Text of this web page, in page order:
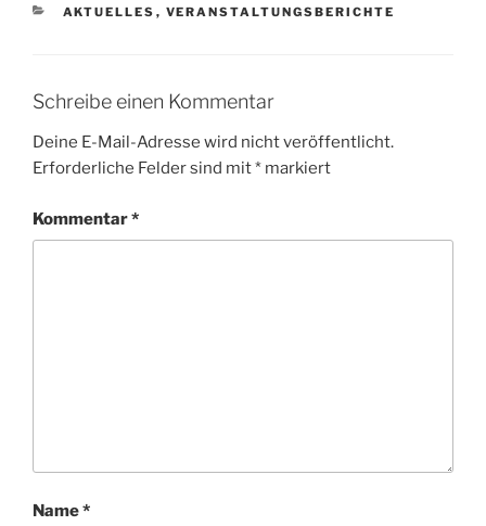
KATEGORIEN
AKTUELLES , VERANSTALTUNGSBERICHTE
Schreibe einen Kommentar
Deine E-Mail-Adresse wird nicht veröffentlicht.
Erforderliche Felder sind mit* markiert
Kommentar*
Name*